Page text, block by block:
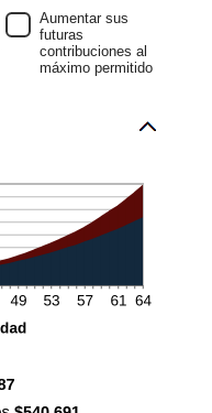
Aumentar sus
futuras
contribuciones al
máximo permitido